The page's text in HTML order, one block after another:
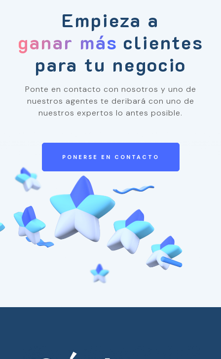
Empieza a
ganar más clientes
para tu negocio
Ponte en contacto con nosotros y uno de
nuestros agentes te deribará con uno de
nuestros expertos lo antes posible.
PONERSE EN CONTACTO